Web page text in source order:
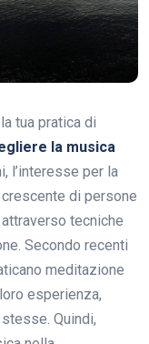
tua pratica di
la musica
l’interesse per la
di persone
tecniche
Secondo recenti
meditazione
esperienza,
Quindi,